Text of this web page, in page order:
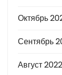
Октябрь
Сентябрь
Август 2022